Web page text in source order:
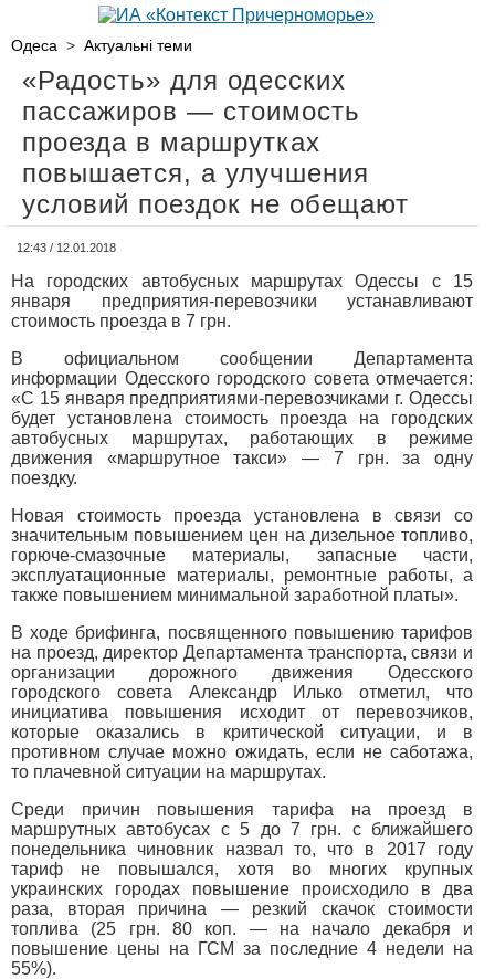
Одеса > Актуальні теми
«Радость» для одесских
пассажиров — стоимость
проезда в маршрутках
повышается, а улучшения
условий поездок не обещают
12:43 / 12.01.2018
На городских автобусных маршрутах Одессы с 15
января предприятия-перевозчики устанавливают
стоимость проезда в 7 грн.
В официальном сообщении Департамента
информации Одесского городского совета отмечается:
«С 15 января предприятиями-перевозчиками г. Одессы
будет установлена стоимость проезда на городских
автобусных маршрутах, работающих в режиме
движения «маршрутное такси» — 7 грн. за одну
поездку.
Новая стоимость проезда установлена в связи со
значительным повышением цен на дизельное топливо,
горюче-смазочные материалы, запасные части,
эксплуатационные материалы, ремонтные работы, а
также повышением минимальной заработной платы».
В ходе брифинга, посвященного повышению тарифов
на проезд, директор Департамента транспорта, связи и
организации дорожного движения Одесского
городского совета Александр Илько отметил, что
инициатива повышения исходит от перевозчиков,
которые оказались в критической ситуации, и в
противном случае можно ожидать, если не саботажа,
то плачевной ситуации на маршрутах.
Среди причин повышения тарифа на проезд в
маршрутных автобусах с 5 до 7 грн. с ближайшего
понедельника чиновник назвал то, что в 2017 году
тариф не повышался, хотя во многих крупных
украинских городах повышение происходило в два
раза, вторая причина — резкий скачок стоимости
топлива (25 грн. 80 коп. — на начало декабря и
повышение цены на ГСМ за последние 4 недели на
55%).